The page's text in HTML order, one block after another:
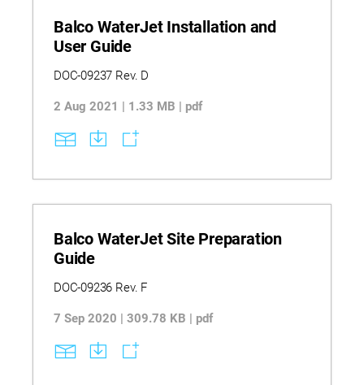
Balco WaterJet Installation and
User Guide
DOC-09237 Rev. D
2 Aug 2021 | 1.33 MB | pdf
Balco WaterJet Site Preparation
Guide
DOC-09236 Rev. F
7 Sep 2020 | 309.78 KB | pdf